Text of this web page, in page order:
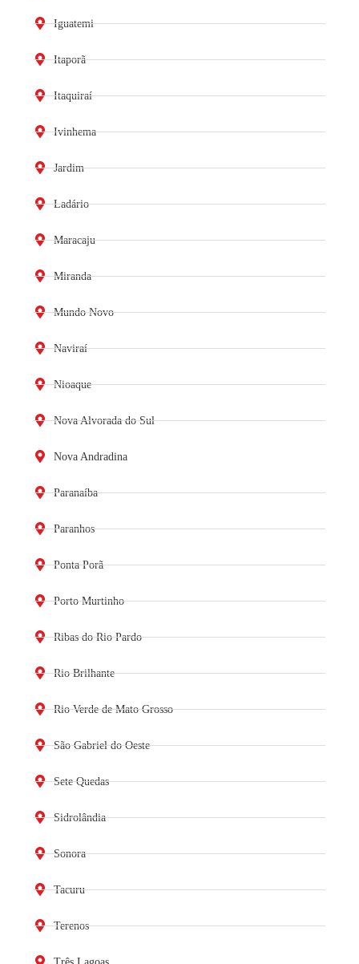
Iguatemi
Itaporã
Itaquiraí
Ivinhema
Jardim
Ladário
Maracaju
Miranda
Mundo Novo
Naviraí
Nioaque
Nova Alvorada do Sul
Nova Andradina
Paranaíba
Paranhos
Ponta Porã
Porto Murtinho
Ribas do Rio Pardo
Rio Brilhante
Rio Verde de Mato Grosso
São Gabriel do Oeste
Sete Quedas
Sidrolândia
Sonora
Tacuru
Terenos